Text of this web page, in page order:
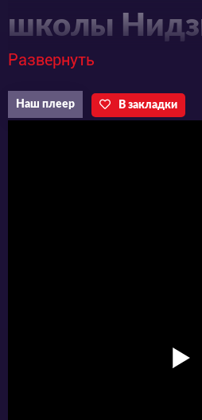
школы
годы прошлого столетия.
Развернуть
Наш плеер В закладки